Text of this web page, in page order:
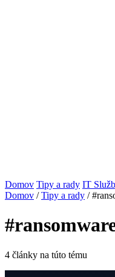
Domov Tipy a rady IT
Domov / Tipy a rady /
4 články na túto tému